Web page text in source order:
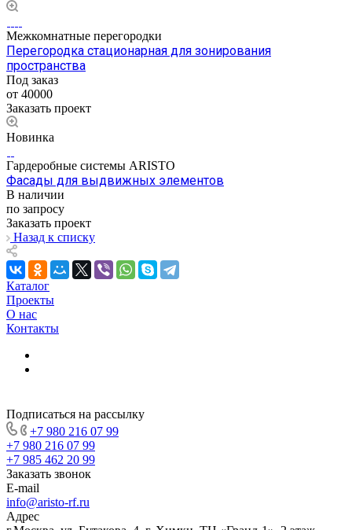
Межкомнатные перегородки
Перегородка стационарная для зонирования
пространства
Под заказ
от 40000
Заказать проект
Новинка
Гардеробные системы ARISTO
Фасады для выдвижных элементов
В наличии
по запросу
Заказать проект
Назад к списку
Каталог
Проекты
О нас
Контакты
Подписаться на рассылку
+7 980 216 07 99
+7 980 216 07 99
+7 985 462 20 99
Заказать звонок
E-mail
info@aristo-rf.ru
Адрес